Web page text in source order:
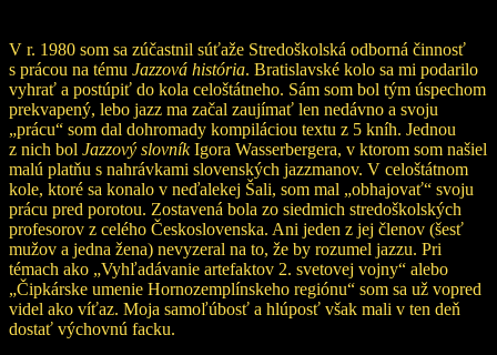
V r. 1980 som sa zúčastnil súťaže Stredoškolská odborná činnosť
s prácou na tému Jazzová história. Bratislavské kolo sa mi podarilo
vyhrať a postúpiť do kola celoštátneho. Sám som bol tým úspechom
prekvapený, lebo jazz ma začal zaujímať len nedávno a svoju
„prácu“ som dal dohromady kompiláciou textu z 5 kníh. Jednou
z nich bol Jazzový slovníkIgora Wasserbergera, v ktorom som našiel
malú platňu s nahrávkami slovenských jazzmanov. V celoštátnom
kole, ktoré sa konalo v neďalekej Šali, som mal „obhajovať“ svoju
prácu pred porotou. Zostavená bola zo siedmich stredoškolských
profesorov z celého Československa. Ani jeden z jej členov (šesť
mužov a jedna žena) nevyzeral na to, že by rozumel jazzu. Pri
témach ako „Vyhľadávanie artefaktov 2. svetovej vojny“ alebo
„Čipkárske umenie Hornozemplínskeho regiónu“ som sa už vopred
videl ako víťaz. Moja samoľúbosť a hlúposť však mali v ten deň
dostať výchovnú facku.